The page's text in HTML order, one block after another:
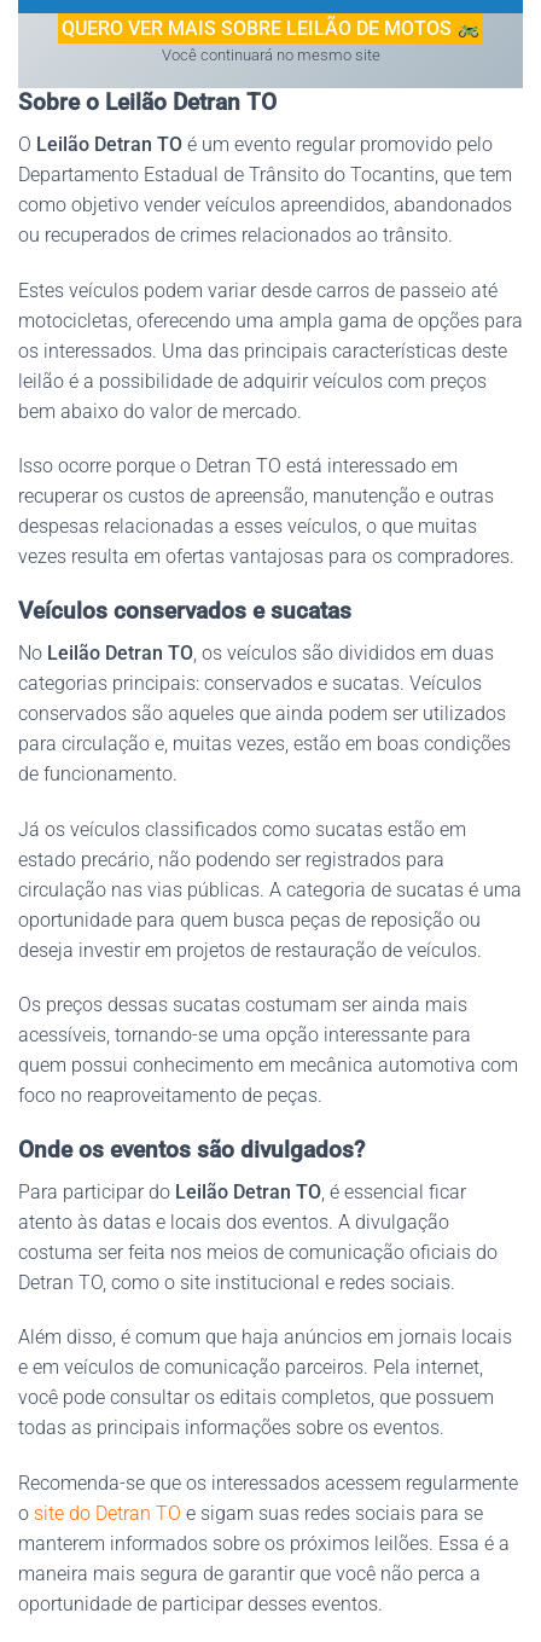
QUERO VER MAIS SOBRE LEILÃO DE MOTOS
Você continuará no mesmo site
Sobre o Leilão Detran TO
O Leilão Detran TO é um evento regular promovido pelo
Departamento Estadual de Trânsito do Tocantins, que tem
como objetivo vender veículos apreendidos, abandonados
ou recuperados de crimes relacionados ao trânsito.
Estes veículos podem variar desde carros de passeio até
motocicletas, oferecendo uma ampla gama de opções para
os interessados. Uma das principais características deste
leilão é a possibilidade de adquirir veículos com preços
bem abaixo do valor de mercado.
Isso ocorre porque o Detran TO está interessado em
recuperar os custos de apreensão, manutenção e outras
despesas relacionadas a esses veículos, o que muitas
vezes resulta em ofertas vantajosas para os compradores.
Veículos conservados e sucatas
No Leilão Detran TO , os veículos são divididos em duas
categorias principais: conservados e sucatas. Veículos
conservados são aqueles que ainda podem ser utilizados
para circulação e, muitas vezes, estão em boas condições
de funcionamento.
Já os veículos classificados como sucatas estão em
estado precário, não podendo ser registrados para
circulação nas vias públicas. A categoria de sucatas é uma
oportunidade para quem busca peças de reposição ou
deseja investir em projetos de restauração de veículos.
Os preços dessas sucatas costumam ser ainda mais
acessíveis, tornando-se uma opção interessante para
quem possui conhecimento em mecânica automotiva com
foco no reaproveitamento de peças.
Onde os eventos são divulgados?
Para participar do Leilão Detran TO , é essencial ficar
atento às datas e locais dos eventos. A divulgação
costuma ser feita nos meios de comunicação oficiais do
Detran TO, como o site institucional e redes sociais.
Além disso, é comum que haja anúncios em jornais locais
e em veículos de comunicação parceiros. Pela internet,
você pode consultar os editais completos, que possuem
todas as principais informações sobre os eventos.
Recomenda-se que os interessados acessem regularmente
o site do Detran TO e sigam suas redes sociais para se
manterem informados sobre os próximos leilões. Essa é a
maneira mais segura de garantir que você não perca a
oportunidade de participar desses eventos.